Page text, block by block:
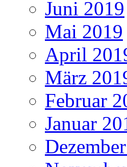
Juni 2019
Mai 2019
April
März
Februar
Januar